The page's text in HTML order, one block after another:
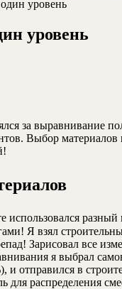
уровень
уровень
за выравнивание
Выбор
Я взял
Зарисовал все
я выбрал
отправился в
распределения